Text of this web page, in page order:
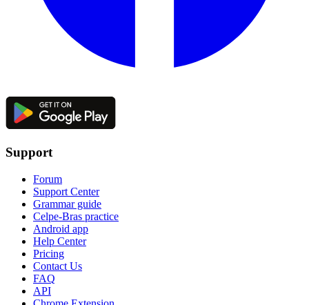
Support
Forum
Support Center
Grammar guide
Celpe-Bras practice
Android app
Help Center
Pricing
Contact Us
FAQ
API